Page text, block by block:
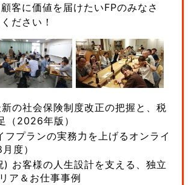
客に価値を届けたいFPのみなさ
ださい！
の社会保険制度改正の把握と、税
（2026年版）
プランの実務力を上げるオンライ
度）
お客様の人生設計を支える、独立
ア＆お仕事事例